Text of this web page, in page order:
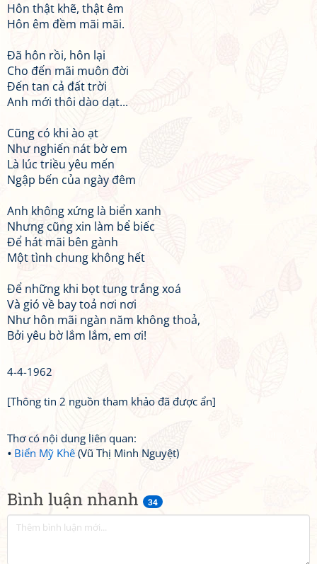
Bình luận nhanh 34
Hôn thật khẽ, thật êm
Hôn êm đềm mãi mãi.
Đã hôn rồi, hôn lại
Cho đến mãi muôn đời
Đến tan cả đất trời
Anh mới thôi dào dạt...
Cũng có khi ào ạt
Như nghiến nát bờ em
Là lúc triều yêu mến
Ngập bến của ngày đêm
Anh không xứng là biển xanh
Nhưng cũng xin làm bể biếc
Để hát mãi bên gành
Một tình chung không hết
Để những khi bọt tung trắng xoá
Và gió về bay toả nơi nơi
Như hôn mãi ngàn năm không thoả,
Bởi yêu bờ lắm lắm, em ơi!
4-4-1962
[Thông tin 2 nguồn tham khảo đã được ẩn]
Thơ có nội dung liên quan:
Biển Mỹ Khê (Vũ Thị Minh Nguyệt)